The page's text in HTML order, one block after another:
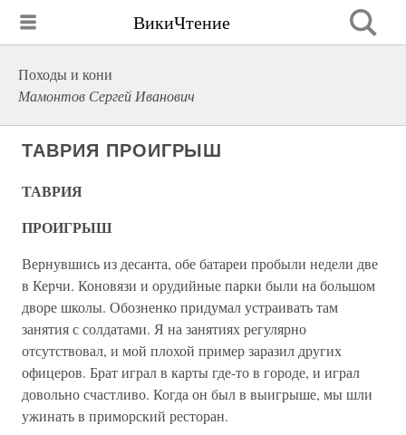
ВикиЧтение
Походы и кони
Мамонтов Сергей Иванович
ТАВРИЯ ПРОИГРЫШ
ТАВРИЯ
ПРОИГРЫШ
Вернувшись из десанта, обе батареи пробыли недели две
в Керчи. Коновязи и орудийные парки были на большом
дворе школы. Обозненко придумал устраивать там
занятия с солдатами. Я на занятиях регулярно
отсутствовал, и мой плохой пример заразил других
офицеров. Брат играл в карты где-то в городе, и играл
довольно счастливо. Когда он был в выигрыше, мы шли
ужинать в приморский ресторан.